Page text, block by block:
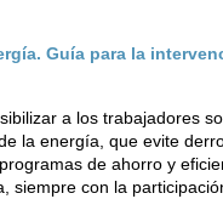
Guía para la
a los trabajadores
la energía, que evite
de ahorro y
siempre con la